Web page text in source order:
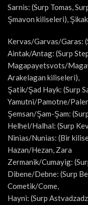
Sarnis: (Surp Tomas,
Şmavon kiliseleri),
Kervas/Garvas/Garas:
Aintak/Antag: (Surp
Magapayetsvots/
Arakelagan kiliseleri),
Şatik/Şad Hayk: (Surp
Yamutni/Pamotne/
Şemsan/Şam-Şam:
Helhel/Halhal: (Surp
Ninias/Nunias: (Bir
Hazan/Hezan, Zara
Zermanik/Cumayig:
Dibene/Debne: (Surp
Cometik/Come,
Hayni: (Surp